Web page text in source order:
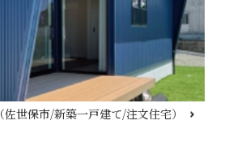
世保市/新築一戸建て/注文住宅）